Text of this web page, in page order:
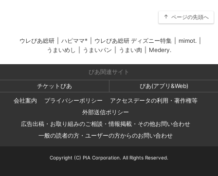
ページの先頭へ
ウレぴあ総研 ハピママ* ウレぴあ総研 ディズニー特集 mimot.
うまいめし
うまいパン うまい肉 Medery.
ぴあ関連サイト
チケットぴあ
ぴあ(アプリ&Web)
会社案内
プライバシーポリシー
アクセスデータの利用・著作権等
外部送信ポリシー
広告出稿・お取り組みのご相談・情報掲載・その他お問い合わせ
一般の読者の方・ユーザーの方からのお問い合わせ
Copyright (C) PIA Corporation. All Rights Reserved.